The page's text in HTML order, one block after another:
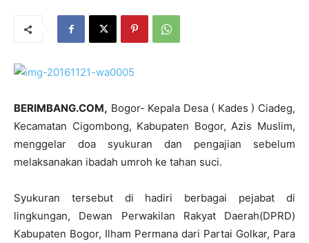
BERIMBANG.COM, Bogor- Kepala Desa ( Kades ) Ciadeg,
Kecamatan Cigombong, Kabupaten Bogor, Azis Muslim,
menggelar doa syukuran dan pengajian sebelum
melaksanakan ibadah umroh ke tahan suci.
Syukuran tersebut di hadiri berbagai pejabat di
lingkungan, Dewan Perwakilan Rakyat Daerah(DPRD)
Kabupaten Bogor, Ilham Permana dari Partai Golkar, Para